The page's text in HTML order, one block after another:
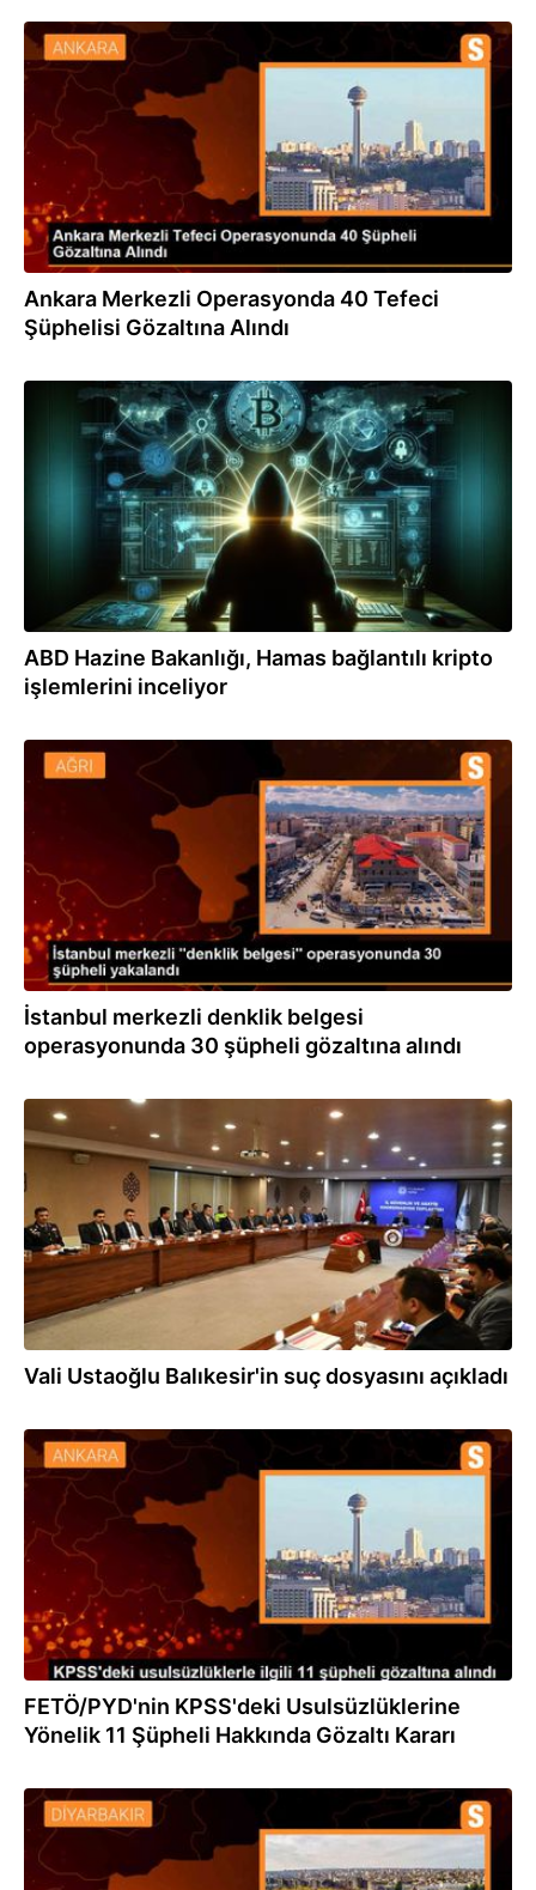
19.03.2024
Ankara Merkezli Operasyonda 40 Tefeci
Şüphelisi Gözaltına Alındı
14.03.2024
ABD Hazine Bakanlığı, Hamas bağlantılı kripto
işlemlerini inceliyor
06.03.2024
İstanbul merkezli denklik belgesi
operasyonunda 30 şüpheli gözaltına alındı
05.03.2024
Vali Ustaoğlu Balıkesir'in suç dosyasını açıkladı
05.03.2024
FETÖ/PYD'nin KPSS'deki Usulsüzlüklerine
Yönelik 11 Şüpheli Hakkında Gözaltı Kararı
02.03.2024